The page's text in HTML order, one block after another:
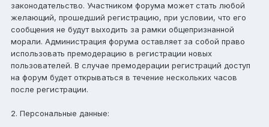
законодательство. Участником форума может стать любой
желающий, прошедший регистрацию, при условии, что его
сообщения не будут выходить за рамки общепризнанной
морали. Администрация форума оставляет за собой право
использовать премодерацию в регистрации новых
пользователей. В случае премодерации регистраций доступ
на форум будет открываться в течение нескольких часов
после регистрации.
2. Персональные данные: